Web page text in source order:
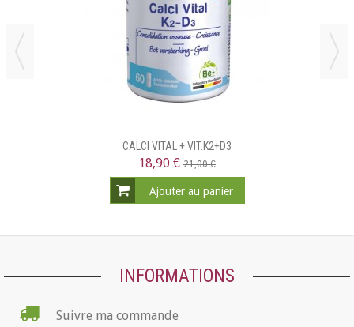
CALCI VITAL + VIT.K2+D3
18,90 € 21,00 €
Ajouter au panier
INFORMATIONS
Suivre ma commande